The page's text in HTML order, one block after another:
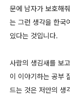
문에 남자가 보호해
는 그런 생각을 한국
있다는 것입니다.
사람의 생김새를 보
이 이야기하는 공부
드는 것은 저만의 생